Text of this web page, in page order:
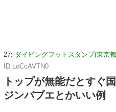
27: ダイビングフットスタンプ(東京
ID:LoCcAVTN0
トップが無能だとすぐ
ジンバブエとかいい例